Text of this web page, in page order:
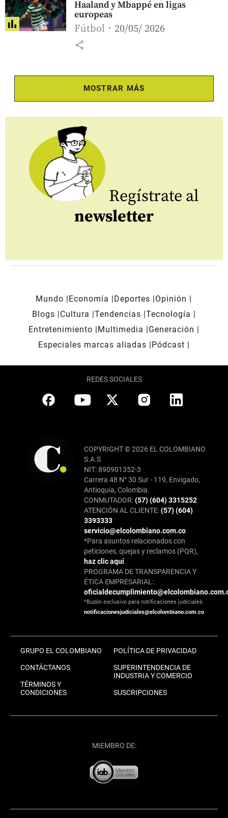
Haaland y Mbappé en ligas
europeas
Fútbol 20/05/ 2026
share
MOSTRAR MÁS
Regístrate al
newsletter
Mundo Economía Deportes
Opinión
Blogs
Cultura Tendencias Tecnología
Entretenimiento
Multimedia
Generación
Especiales marcas aliadas
Pódcast
REDES SOCIALES
COPYRIGHT © 2026 EL COLOMBIANO
S.A.S
NIT: 890901352-3
Carrera 48 N° 30 Sur - 119, Envigado,
Antioquia, Colombia.
CONMUTADOR:(57) (604) 3315252
ATENCIÓN AL CLIENTE:(57) (604)
3393333
servicio@elcolombiano.com.co
*Para asuntos relacionados con
peticiones, quejas y reclamos (PQR),
haz clic aquí
PROGRAMA DE TRANSPARENCIA Y
ÉTICA EMPRESARIAL:
*Buzón exclusivo para notificaciones judiciales:
notificacionesjudiciales@elcolombiano.com.co
GRUPO EL COLOMBIANO
CONTÁCTANOS
TÉRMINOS Y
CONDICIONES
POLÍTICA DE PRIVACIDAD
SUPERINTENDENCIA DE
INDUSTRIA Y COMERCIO
SUSCRIPCIONES
MIEMBRO DE: